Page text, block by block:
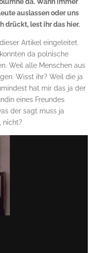
da. Wann immer
auslassen oder uns
drückt, lest ihr das hier.
Artikel eingeleitet
da polnische
Weil alle Menschen aus
Wisst ihr? Weil die ja
hat mir das ja der
eines Freundes
der sagt muss ja
nicht?